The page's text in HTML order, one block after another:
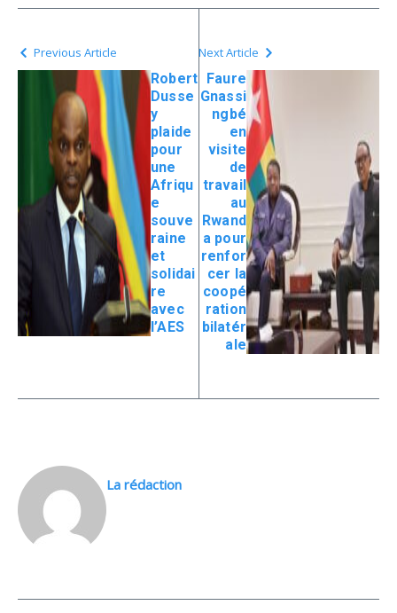
Previous Article
Robert
Dusse
y
plaide
pour
une
Afriqu
e
souve
raine
et
solidai
re
avec
l’AES
Next Article
Faure
Gnassi
ngbé
en
visite
de
travail
au
Rwand
a pour
renfor
cer la
coopé
ration
bilatér
ale
La rédaction